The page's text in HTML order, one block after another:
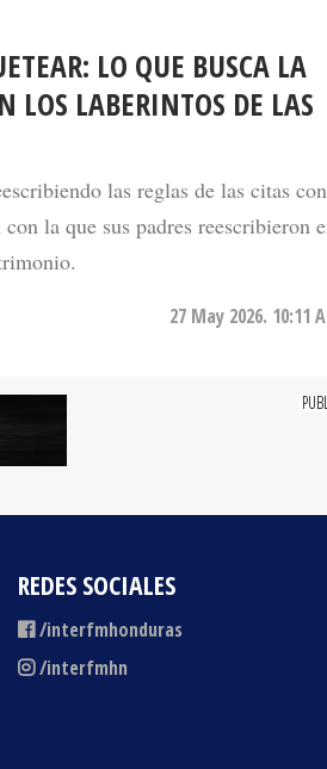
LO QUE BUSCA LA
LOS LABERINTOS DE LAS
las reglas de las citas con
la que sus padres reescribieron en
REDES SOCIALES
/interfmhonduras
/interfmhn